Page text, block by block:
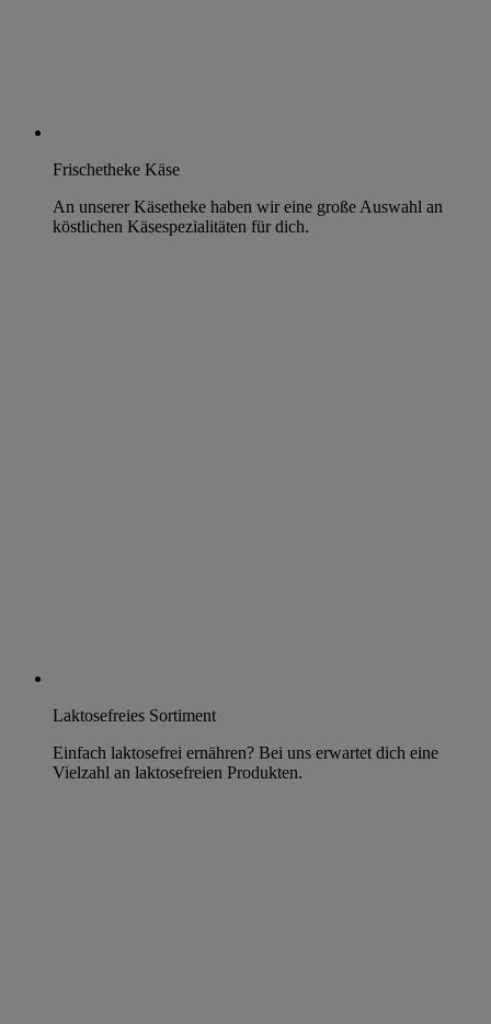
Frischetheke Käse
An unserer Käsetheke haben wir eine große Auswahl an
köstlichen Käsespezialitäten für dich.
Laktosefreies Sortiment
Einfach laktosefrei ernähren? Bei uns erwartet dich eine
Vielzahl an laktosefreien Produkten.